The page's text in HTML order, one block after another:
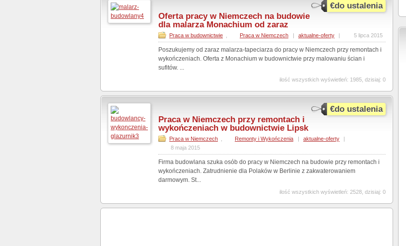
€do ustalenia
Oferta pracy w Niemczech na budowie
dla malarza Monachium od zaraz
Praca w budownictwie Praca w Niemczech | aktualne-oferty | 5 lipca 2015
Poszukujemy od zaraz malarza-tapeciarza do pracy w Niemczech przy remontach i
wykończeniach. Oferta z Monachium w budownictwie przy malowaniu ścian i
sufitów. ...
ilość wszystkich wyświetleń: 1985, dzisiaj: 0
€do ustalenia
Praca w Niemczech przy remontach i
wykończeniach w budownictwie Lipsk
Praca w Niemczech Remonty i Wykończenia | aktualne-oferty
|
8 maja 2015
Firma budowlana szuka osób do pracy w Niemczech na budowie przy remontach i
wykończeniach. Zatrudnienie dla Polaków w Berlinie z zakwaterowaniem
darmowym. St...
ilość wszystkich wyświetleń: 2528, dzisiaj: 0